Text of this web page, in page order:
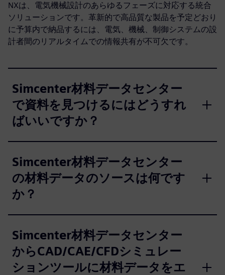
NXは、電気機械設計のあらゆるフェーズに対応する統合
ソリューションです。革新的で高品質な製品を予定どおり
に予算内で納品するには、電気、機械、制御システムの設
計者間のリアルタイムでの情報共有が不可欠です。
Simcenter材料データセンター
で資料を見つけるにはどうすれ
ばいいですか？
Simcenter材料データセンター
の材料データのソースは何です
か？
Simcenter材料データセンター
からCAD/CAE/CFDシミュレー
ションツールに材料データをエ